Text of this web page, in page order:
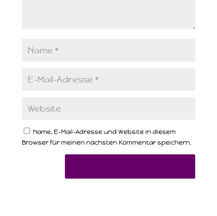
Name, E-Mail-Adresse und Website in diesem
Browser für meinen nächsten Kommentar speichern.